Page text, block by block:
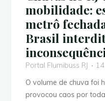
mobilidade:
metrô
Brasil
Portal Flumibuss RJ
O volume de chuva foi
provocou caos por